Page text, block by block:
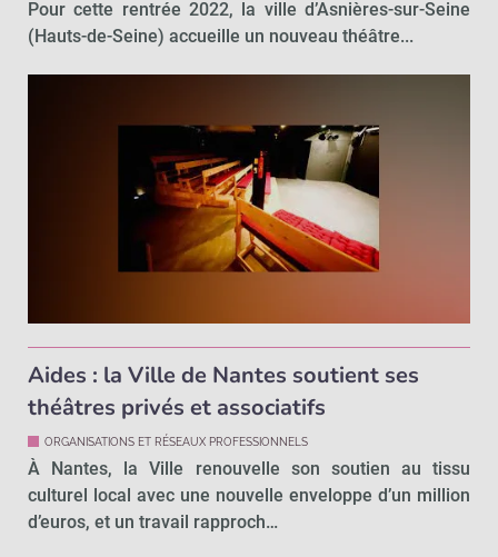
Pour cette rentrée 2022, la ville d’Asnières-sur-Seine
(Hauts-de-Seine) accueille un nouveau théâtre...
Aides : la Ville de Nantes soutient ses
théâtres privés et associatifs
ORGANISATIONS ET RÉSEAUX PROFESSIONNELS
À Nantes, la Ville renouvelle son soutien au tissu
culturel local avec une nouvelle enveloppe d’un million
d’euros, et un travail rapproch…